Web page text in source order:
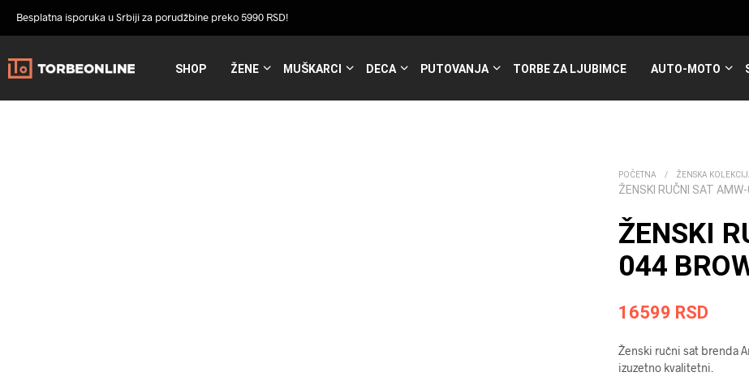
Besplatna isporuka u Srbiji za porudžbine preko 5990 RSD!
SHOP ŽENE MUŠKARCI DECA PUTOVANJA TORBE ZA LJUBIMCE AUTO-MOTO
POČETNA / ŽENSKA
ŽENSKI RUČNI SAT
ŽENSKI
044
16599 RSD
Ženski ručni sat brenda
izuzetno kvalitetni.